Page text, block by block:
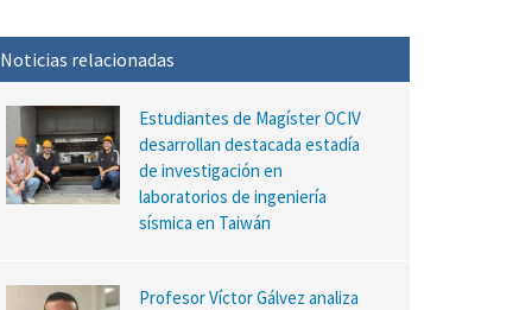
Noticias relacionadas
Estudiantes de Magíster OCIV
desarrollan destacada estadía
de investigación en
laboratorios de ingeniería
sísmica en Taiwán
Profesor Víctor Gálvez analiza